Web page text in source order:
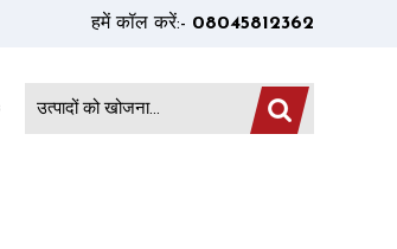
हमें कॉल करें:- 08045812362